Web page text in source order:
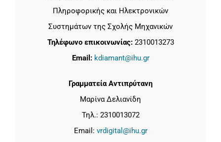
Πληροφορικής και Ηλεκτρονικών
Συστημάτων της Σχολής Μηχανικών
Τηλέφωνο επικοινωνίας:2310013273
Email: kdiamant@ihu.gr
Γραμματεία Αντιπρύτανη
Μαρίνα Δελιανίδη
Τηλ.: 2310013072
Email: vrdigital@ihu.gr